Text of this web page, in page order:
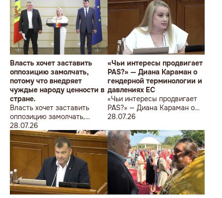
Власть хочет заставить
оппозицию замолчать,
потому что внедряет
чуждые народу ценности в
стране.
Власть хочет заставить
оппозицию замолчать,
потому что внедряет
чуждые народу ценности в
стране.
28.07.26
«Чьи интересы продвигает
PAS?» — Диана Караман о
гендерной терминологии и
давлениях ЕС
«Чьи интересы продвигает
PAS?» — Диана Караман о
гендерной терминологии и
28.07.26